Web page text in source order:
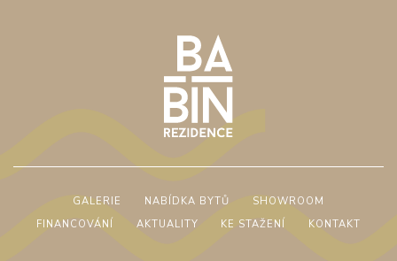
GALERIE NABÍDKA BYTŮ
SHOWROOM
FINANCOVÁNÍ
AKTUALITY KE STAŽENÍ KONTAKT